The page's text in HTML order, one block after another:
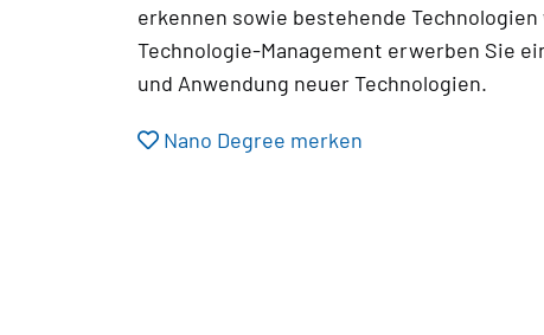
erkennen sowie bestehende
Technologie-Management erwerben Sie
und Anwendung neuer Technologien.
Nano Degree merken